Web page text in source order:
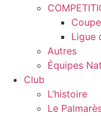
Ligue
Autres
Équipes
Club
L’histoire
Le